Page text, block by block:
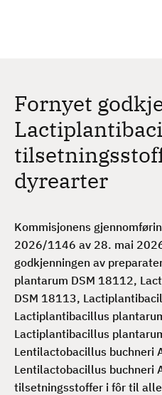
Fornyet
dyrearter
Kommisjonens
2026/1146 av 28. mai
godkjenningen av
plantarum DSM 18112,
DSM 18113,
Lactiplantibacillus
Lactiplantibacillus
Lentilactobacillus buchneri
Lentilactobacillus buchneri
tilsetningsstoffer i fôr til